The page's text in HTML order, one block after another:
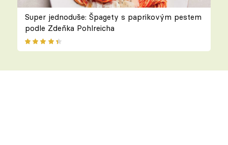
Super jednoduše: Špagety s paprikovým pestem
podle Zdeňka Pohlreicha